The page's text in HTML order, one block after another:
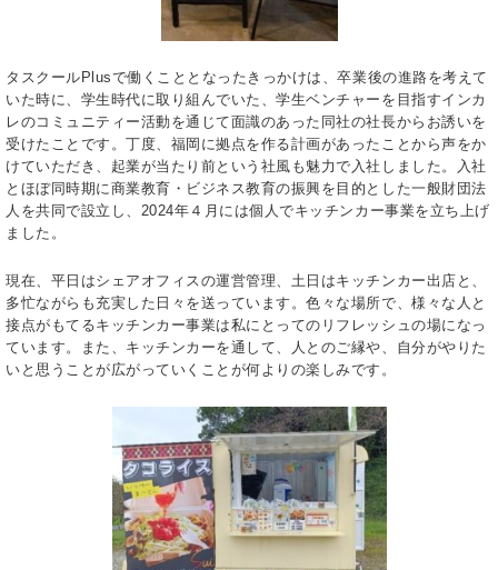
タスクールPlusで働くこととなったきっかけは、卒業後の進路を考えて
いた時に、学生時代に取り組んでいた、学生ベンチャーを目指すインカ
レのコミュニティー活動を通じて面識のあった同社の社長からお誘いを
受けたことです。丁度、福岡に拠点を作る計画があったことから声をか
けていただき、起業が当たり前という社風も魅力で入社しました。入社
とほぼ同時期に商業教育・ビジネス教育の振興を目的とした一般財団法
人を共同で設立し、2024年４月には個人でキッチンカー事業を立ち上げ
ました。
現在、平日はシェアオフィスの運営管理、土日はキッチンカー出店と、
多忙ながらも充実した日々を送っています。色々な場所で、様々な人と
接点がもてるキッチンカー事業は私にとってのリフレッシュの場になっ
ています。また、キッチンカーを通して、人とのご縁や、自分がやりた
いと思うことが広がっていくことが何よりの楽しみです。